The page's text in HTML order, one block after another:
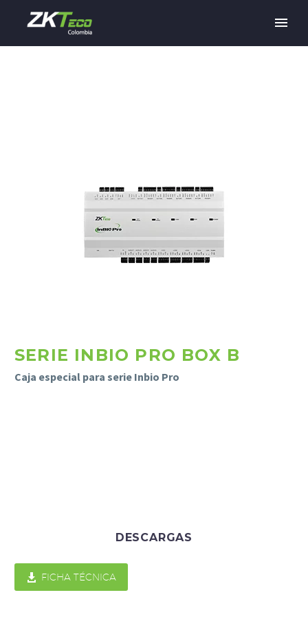
SERIE INBIO PRO BOX B
Caja especial para serie Inbio Pro
DESCARGAS
 FICHA TÉCNICA
opcionales.